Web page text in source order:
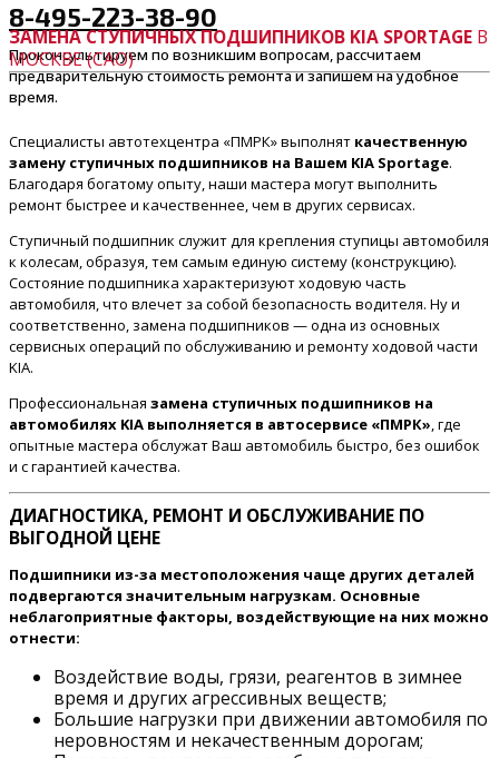
8-495-223-38-90
Проконсультируем по возникшим вопросам, рассчитаем
предварительную стоимость ремонта и запишем на удобное
время.
ЗАМЕНА СТУПИЧНЫХ ПОДШИПНИКОВ KIA SPORTAGE В
МОСКВЕ (САО)
Специалисты автотехцентра «ПМРК» выполнят качественную
замену ступичных подшипников на Вашем KIA Sportage.
Благодаря богатому опыту, наши мастера могут выполнить
ремонт быстрее и качественнее, чем в других сервисах.
Ступичный подшипник служит для крепления ступицы автомобиля
к колесам, образуя, тем самым единую систему (конструкцию).
Состояние подшипника характеризуют ходовую часть
автомобиля, что влечет за собой безопасность водителя. Ну и
соответственно, замена подшипников — одна из основных
сервисных операций по обслуживанию и ремонту ходовой части
KIA.
Профессиональная замена ступичных подшипников на
автомобилях KIA выполняется в автосервисе «ПМРК», где
опытные мастера обслужат Ваш автомобиль быстро, без ошибок
и с гарантией качества.
ДИАГНОСТИКА, РЕМОНТ И ОБСЛУЖИВАНИЕ ПО
ВЫГОДНОЙ ЦЕНЕ
Подшипники из-за местоположения чаще других деталей
подвергаются значительным нагрузкам. Основные
неблагоприятные факторы, воздействующие на них можно
отнести:
Воздействие воды, грязи, реагентов в зимнее
время и других агрессивных веществ;
Большие нагрузки при движении автомобиля по
неровностям и некачественным дорогам;